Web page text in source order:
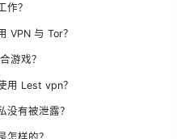
作？
VPN 与 Tor？
游戏？
用 Lest vpn？
没有被泄露？